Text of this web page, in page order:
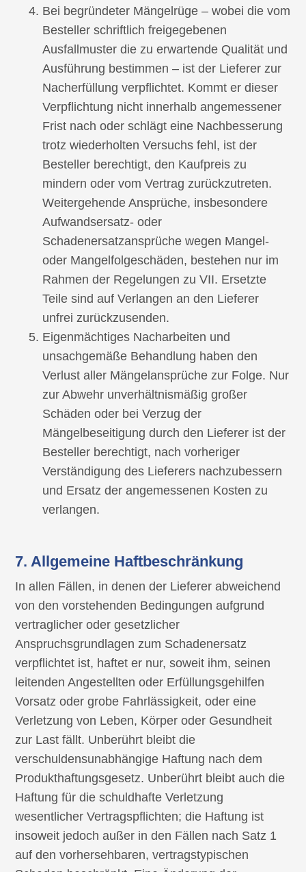
Bei begründeter Mängelrüge – wobei die vom
Besteller schriftlich freigegebenen
Ausfallmuster die zu erwartende Qualität und
Ausführung bestimmen – ist der Lieferer zur
Nacherfüllung verpflichtet. Kommt er dieser
Verpflichtung nicht innerhalb angemessener
Frist nach oder schlägt eine Nachbesserung
trotz wiederholten Versuchs fehl, ist der
Besteller berechtigt, den Kaufpreis zu
mindern oder vom Vertrag zurückzutreten.
Weitergehende Ansprüche, insbesondere
Aufwandsersatz- oder
Schadenersatzansprüche wegen Mangel-
oder Mangelfolgeschäden, bestehen nur im
Rahmen der Regelungen zu VII. Ersetzte
Teile sind auf Verlangen an den Lieferer
unfrei zurückzusenden.
Eigenmächtiges Nacharbeiten und
unsachgemäße Behandlung haben den
Verlust aller Mängelansprüche zur Folge. Nur
zur Abwehr unverhältnismäßig großer
Schäden oder bei Verzug der
Mängelbeseitigung durch den Lieferer ist der
Besteller berechtigt, nach vorheriger
Verständigung des Lieferers nachzubessern
und Ersatz der angemessenen Kosten zu
verlangen.
7. Allgemeine Haftbeschränkung
In allen Fällen, in denen der Lieferer abweichend
von den vorstehenden Bedingungen aufgrund
vertraglicher oder gesetzlicher
Anspruchsgrundlagen zum Schadenersatz
verpflichtet ist, haftet er nur, soweit ihm, seinen
leitenden Angestellten oder Erfüllungsgehilfen
Vorsatz oder grobe Fahrlässigkeit, oder eine
Verletzung von Leben, Körper oder Gesundheit
zur Last fällt. Unberührt bleibt die
verschuldensunabhängige Haftung nach dem
Produkthaftungsgesetz. Unberührt bleibt auch die
Haftung für die schuldhafte Verletzung
wesentlicher Vertragspflichten; die Haftung ist
insoweit jedoch außer in den Fällen nach Satz 1
auf den vorhersehbaren, vertragstypischen